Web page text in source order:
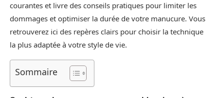
courantes et livre des conseils pratiques pour limiter les
dommages et optimiser la durée de votre manucure. Vous
retrouverez ici des repères clairs pour choisir la technique
la plus adaptée à votre style de vie.
Sommaire